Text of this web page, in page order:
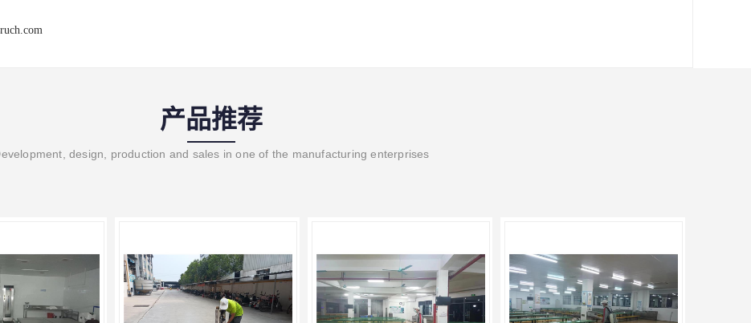
产品推荐
design, production and sales in one of the manufacturing enterprises